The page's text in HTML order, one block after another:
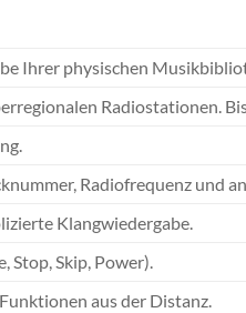
Ihrer physischen
Radiostationen.
Radiofrequenz und
Klangwiedergabe.
Stop, Skip, Power).
aus der Distanz.